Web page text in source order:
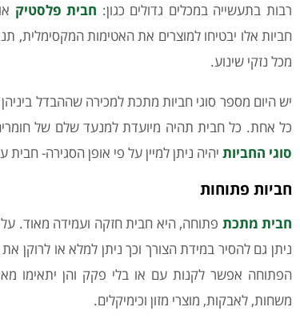
רבות בתעשייה במכלים גדולים כגון: חבית פלסטיק
חביות אלו יבטיחו למוצרים את האטימות המקסימלית,
מכל נזקי שינוע.
יש היום מספר סוגי חביות מתכת למכירה שההבדל
כל אחת. כל חבית תהיה מיועדת למנעד שלם של חומרים והגודל שלהן
סוגי החביות יהיה ניתן למיין על פי אופן הסגירה-
חביות פתוחות
חבית מתכת פתוחה, היא חבית חזקה ועמידה מאוד.
ניתן גם להסיר במידת הצורך וכך ניתן למלא או
הפתוחה אפשר לקנות עם או בלי פקק והן יתאימו
משחות, לאבקות, מוצרי מזון וכימיקלים.